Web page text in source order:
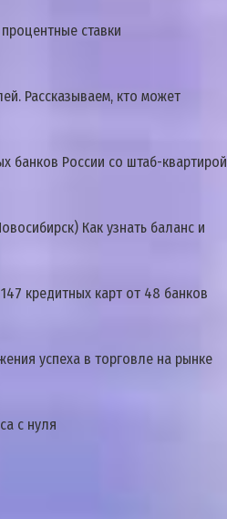
ставки
Paccкaзывaeм, ктo мoжeт
банков России со штаб-квартирой
Как узнать баланс и
кредитных карт от 48 банков
успеха в торговле на рынке
с нуля